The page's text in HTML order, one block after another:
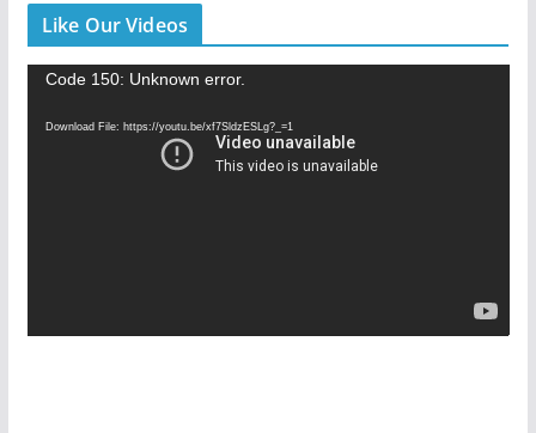
Like Our Videos
Code 150: Unknown error.
Download File: https://youtu.be/xf7SldzESLg?_=1